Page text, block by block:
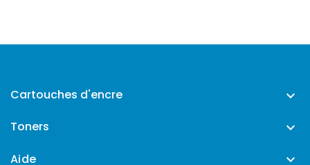
Cartouches d'encre 
Toners 
Aide 